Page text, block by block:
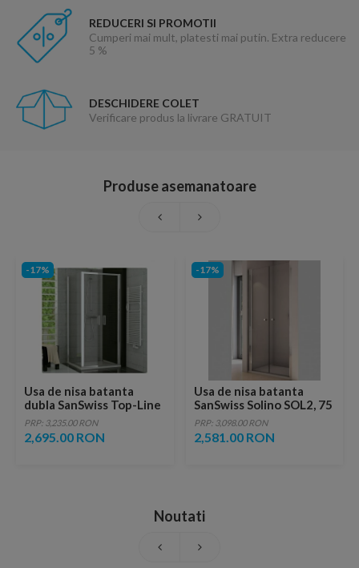
REDUCERI SI PROMOTII
Cumperi mai mult, platesti mai putin. Extra reducere
5 %
DESCHIDERE COLET
Verificare produs la livrare GRATUIT
Produse asemanatoare
-17%
Usa de nisa batanta
dubla SanSwiss Top-Line
TOPP2 90xH190 cm
PRP: 3,235.00 RON
2,695.00 RON
-17%
Usa de nisa batanta
SanSwiss Solino SOL2, 75
x 200 cm, profil slefuit
lucios
PRP: 3,098.00 RON
2,581.00 RON
Noutati